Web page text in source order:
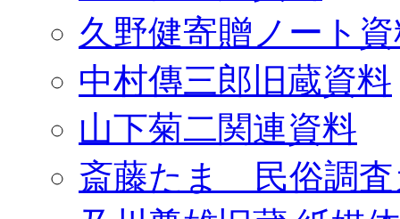
久野健寄贈ノート
中村傳三郎旧蔵資料
山下菊二関連資料
斎藤たま 民俗調査